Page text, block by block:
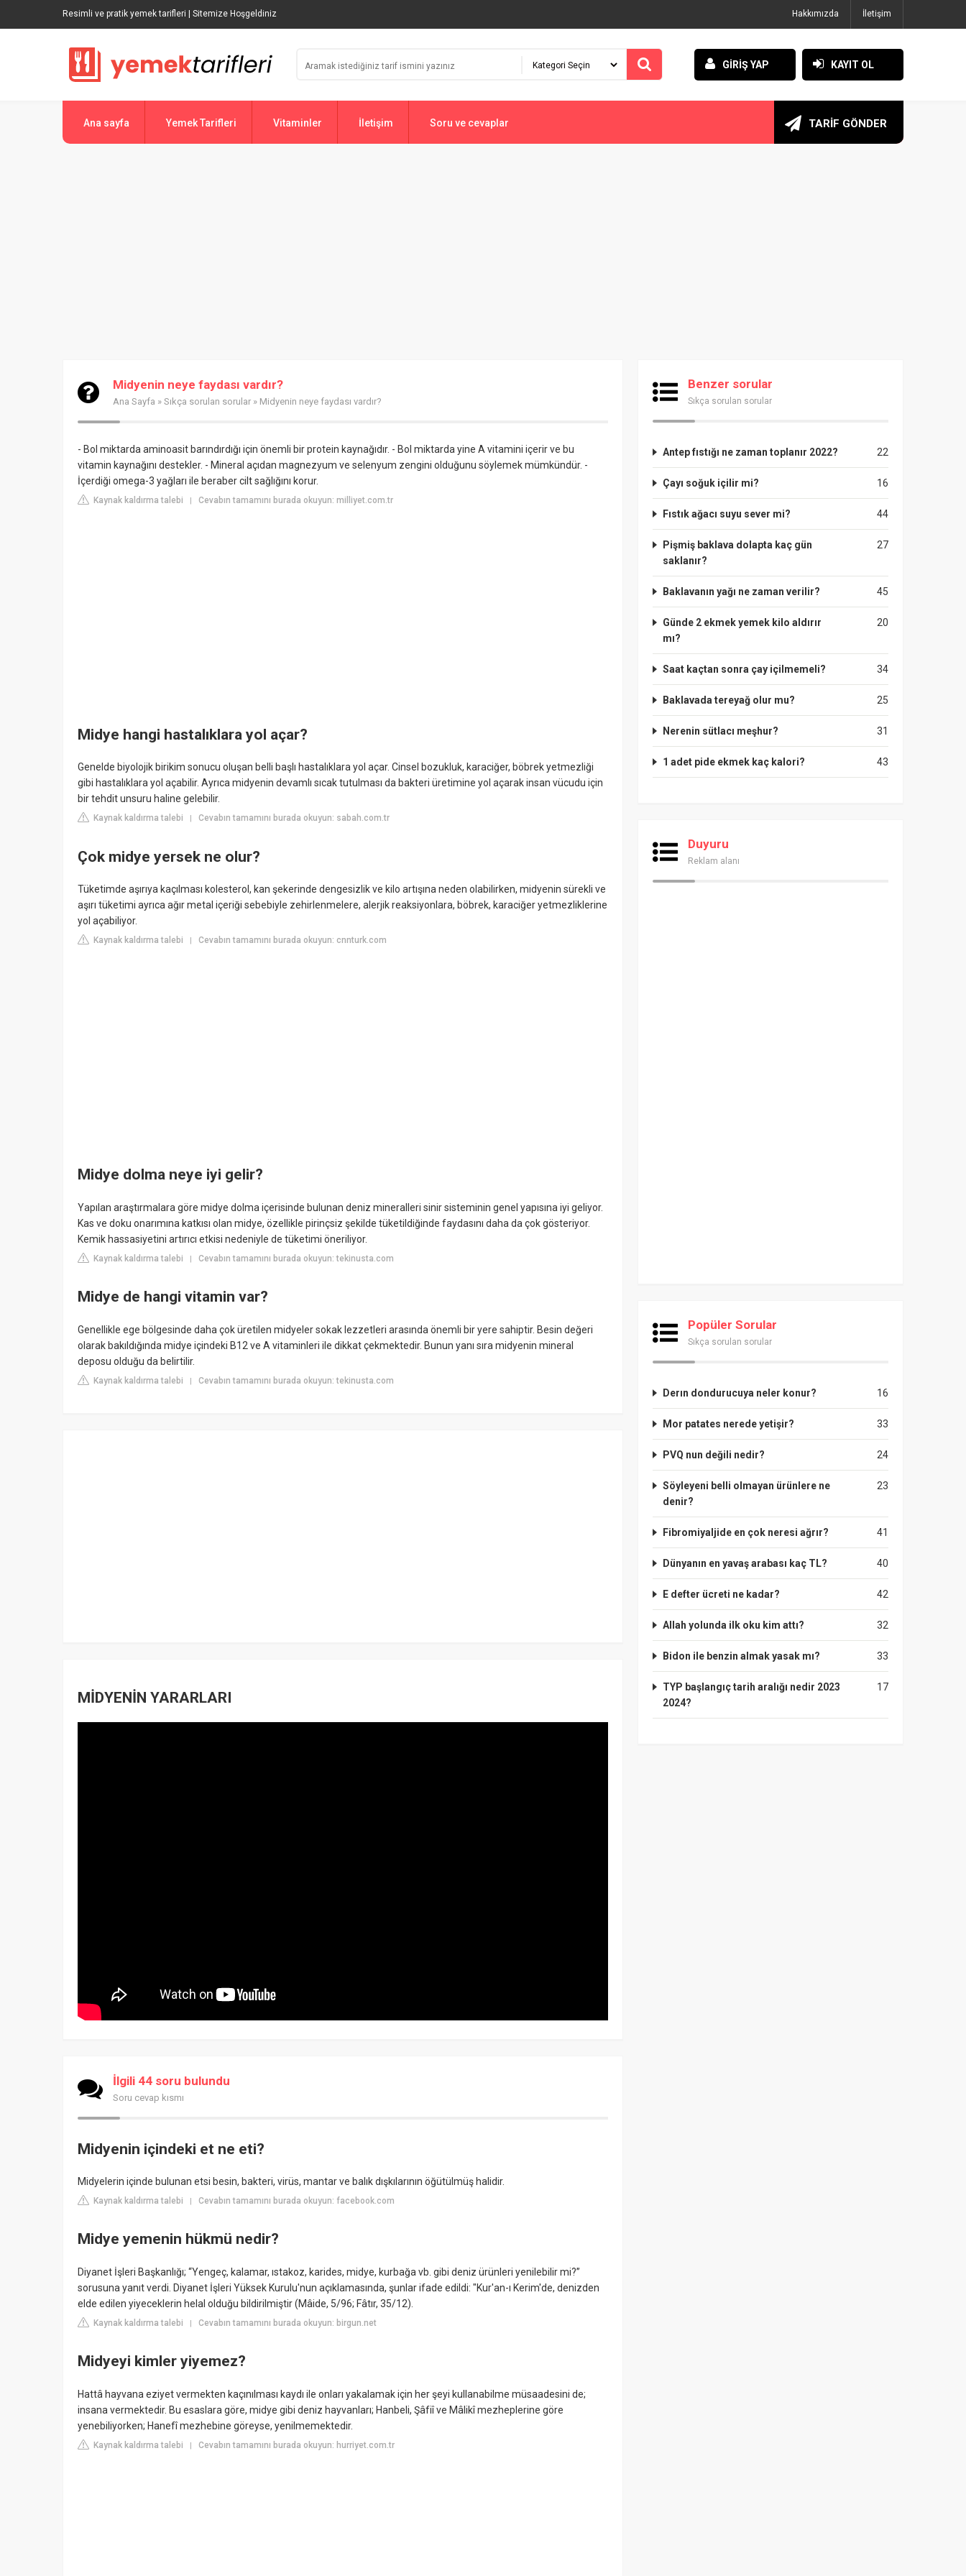
Resimli ve pratik yemek tarifleri | Sitemize Hoşgeldiniz Hakkımızda İletişim
GİRİŞ YAP KAYIT OL
Ana sayfa Yemek Tarifleri Vitaminler İletişim Soru ve cevaplar TARİF GÖNDER
Midyenin neye faydası vardır?
Ana Sayfa » Sıkça sorulan sorular » Midyenin neye faydası vardır?
- Bol miktarda aminoasit barındırdığı için önemli bir protein kaynağıdır. - Bol miktarda yine A vitamini içerir ve bu
vitamin kaynağını destekler. - Mineral açıdan magnezyum ve selenyum zengini olduğunu söylemek mümkündür. -
İçerdiği omega-3 yağları ile beraber cilt sağlığını korur.
Kaynak kaldırma talebi | Cevabın tamamını burada okuyun: milliyet.com.tr
Midye hangi hastalıklara yol açar?
Genelde biyolojik birikim sonucu oluşan belli başlı hastalıklara yol açar. Cinsel bozukluk, karaciğer, böbrek yetmezliği
gibi hastalıklara yol açabilir. Ayrıca midyenin devamlı sıcak tutulması da bakteri üretimine yol açarak insan vücudu için
bir tehdit unsuru haline gelebilir.
Kaynak kaldırma talebi Cevabın tamamını burada okuyun: sabah.com.tr
Çok midye yersek ne olur?
Tüketimde aşırıya kaçılması kolesterol, kan şekerinde dengesizlik ve kilo artışına neden olabilirken, midyenin sürekli ve
aşırı tüketimi ayrıca ağır metal içeriği sebebiyle zehirlenmelere, alerjik reaksiyonlara, böbrek, karaciğer yetmezliklerine
yol açabiliyor.
Kaynak kaldırma talebi Cevabın tamamını burada okuyun: cnnturk.com
Midye dolma neye iyi gelir?
Yapılan araştırmalara göre midye dolma içerisinde bulunan deniz mineralleri sinir sisteminin genel yapısına iyi geliyor.
Kas ve doku onarımına katkısı olan midye, özellikle pirinçsiz şekilde tüketildiğinde faydasını daha da çok gösteriyor.
Kemik hassasiyetini artırıcı etkisi nedeniyle de tüketimi öneriliyor.
Kaynak kaldırma talebi | Cevabın tamamını burada okuyun: tekinusta.com
Midye de hangi vitamin var?
Genellikle ege bölgesinde daha çok üretilen midyeler sokak lezzetleri arasında önemli bir yere sahiptir. Besin değeri
olarak bakıldığında midye içindeki B12 ve A vitaminleri ile dikkat çekmektedir. Bunun yanı sıra midyenin mineral
deposu olduğu da belirtilir.
Kaynak kaldırma talebi | Cevabın tamamını burada okuyun: tekinusta.com
MİDYENİN YARARLARI
İlgili 44 soru bulundu
Soru cevap kısmı
Midyenin içindeki et ne eti?
Midyelerin içinde bulunan etsi besin, bakteri, virüs, mantar ve balık dışkılarının öğütülmüş halidir.
Kaynak kaldırma talebi | Cevabın tamamını burada okuyun: facebook.com
Midye yemenin hükmü nedir?
Diyanet İşleri Başkanlığı; “Yengeç, kalamar, ıstakoz, karides, midye, kurbağa vb. gibi deniz ürünleri yenilebilir mi?”
sorusuna yanıt verdi. Diyanet İşleri Yüksek Kurulu'nun açıklamasında, şunlar ifade edildi: "Kur'an-ı Kerim'de, denizden
elde edilen yiyeceklerin helal olduğu bildirilmiştir (Mâide, 5/96; Fâtır, 35/12).
Kaynak kaldırma talebi | Cevabın tamamını burada okuyun: birgun.net
Midyeyi kimler yiyemez?
Hattâ hayvana eziyet vermekten kaçınılması kaydı ile onları yakalamak için her şeyi kullanabilme müsaadesini de;
insana vermektedir. Bu esaslara göre, midye gibi deniz hayvanları; Hanbeli, Şâfiî ve Mâlikî mezheplerine göre
yenebiliyorken; Hanefî mezhebine göreyse, yenilmemektedir.
Kaynak kaldırma talebi | Cevabın tamamını burada okuyun: hurriyet.com.tr
Benzer sorular
Sıkça sorulan sorular
22
Antep fıstığı ne zaman toplanır 2022?
16
Çayı soğuk içilir mi?
44
Fıstık ağacı suyu sever mi?
27
Pişmiş baklava dolapta kaç gün
saklanır?
45
Baklavanın yağı ne zaman verilir?
20
Günde 2 ekmek yemek kilo aldırır
mı?
34
Saat kaçtan sonra çay içilmemeli?
25
Baklavada tereyağ olur mu?
31
Nerenin sütlacı meşhur?
43
1 adet pide ekmek kaç kalori?
Duyuru
Reklam alanı
Popüler Sorular
Sıkça sorulan sorular
16
Derın dondurucuya neler konur?
33
Mor patates nerede yetişir?
24
PVQ nun değili nedir?
23
Söyleyeni belli olmayan ürünlere ne
denir?
41
Fibromiyaljide en çok neresi ağrır?
40
Dünyanın en yavaş arabası kaç TL?
42
E defter ücreti ne kadar?
32
Allah yolunda ilk oku kim attı?
33
Bidon ile benzin almak yasak mı?
17
TYP başlangıç tarih aralığı nedir 2023
2024?